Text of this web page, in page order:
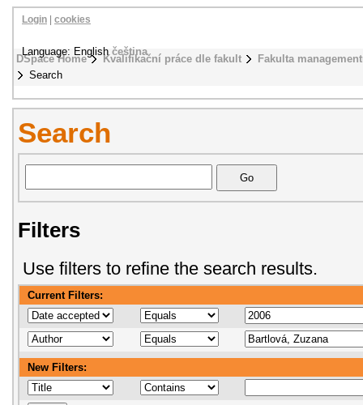
DSpace Home Kvalifikační práce dle fakult
Fakulta
Search
Login cookies
Language: Englishčeština
Search
Filters
Use filters to refine the search results.
Current Filters:
New Filters: